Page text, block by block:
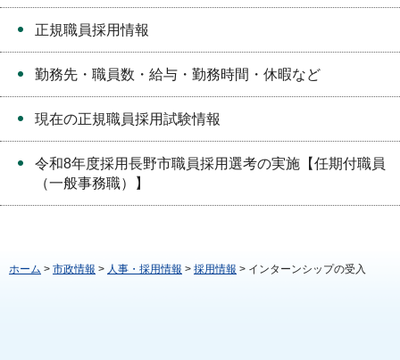
正規職員採用情報
勤務先・職員数・給与・勤務時間・休暇など
現在の正規職員採用試験情報
令和8年度採用長野市職員採用選考の実施【任期付職員
（一般事務職）】
ホーム > 市政情報 > 人事・採用情報 > 採用情報 > インターンシップの受入